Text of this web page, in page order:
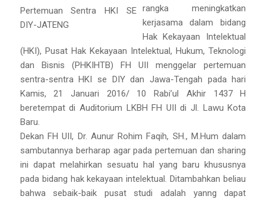
rangka meningkatkan
kerjasama dalam bidang
Hak Kekayaan Intelektual
(HKI), Pusat Hak Kekayaan Intelektual, Hukum, Teknologi
dan Bisnis (PHKIHTB) FH UII menggelar pertemuan
sentra-sentra HKI se DIY dan Jawa-Tengah pada hari
Kamis, 21 Januari 2016/ 10 Rabi’ul Akhir 1437 H
beretempat di Auditorium LKBH FH UII di Jl. Lawu Kota
Baru.
Dekan FH UII, Dr. Aunur Rohim Faqih, SH., M.Hum dalam
sambutannya berharap agar pada pertemuan dan sharing
ini dapat melahirkan sesuatu hal yang baru khususnya
pada bidang hak kekayaan intelektual. Ditambahkan beliau
bahwa sebaik-baik pusat studi adalah yanng dapat